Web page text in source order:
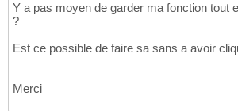
Y a pas moyen de garder ma fonction tout
?
Est ce possible de faire sa sans a avoir
Merci